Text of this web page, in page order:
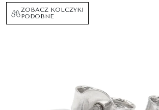
ZOBACZ KOLCZYKI
PODOBNE